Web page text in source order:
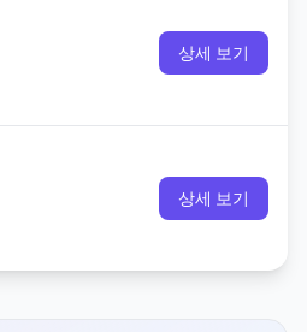
상세 보기
상세 보기